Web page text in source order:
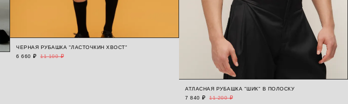
ЧЕРНАЯ РУБАШКА "ЛАСТОЧКИН ХВОСТ"
6 660 ₽
11 100 ₽
АТЛАСНАЯ РУБАШКА "ШИК" В ПОЛОСКУ
7 840 ₽
11 200 ₽